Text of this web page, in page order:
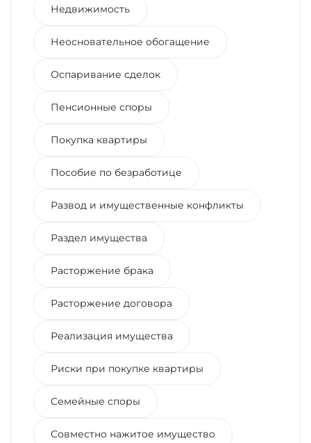
Недвижимость
Неосновательное обогащение
Оспаривание сделок
Пенсионные споры
Покупка квартиры
Пособие по безработице
Развод и имущественные конфликты
Раздел имущества
Расторжение брака
Расторжение договора
Реализация имущества
Риски при покупке квартиры
Семейные споры
Совместно нажитое имущество